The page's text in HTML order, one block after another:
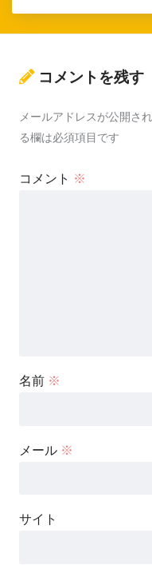
コメントを残す
メールアドレスが公開さ
る欄は必須項目です
コメント ※
名前 ※
メール ※
サイト